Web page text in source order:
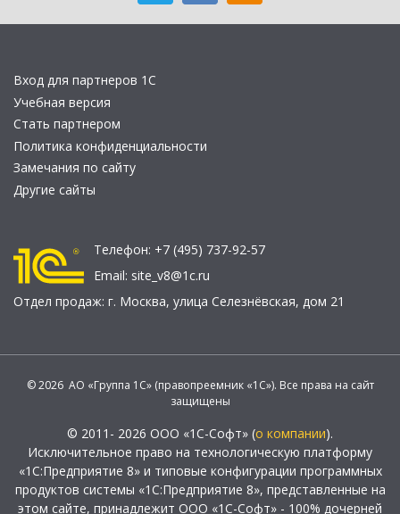
Вход для партнеров 1С
Учебная версия
Стать партнером
Политика конфиденциальности
Замечания по сайту
Другие сайты
Телефон: +7 (495) 737-92-57
Email: site_v8@1c.ru
Отдел продаж: г. Москва, улица Селезнёвская, дом 21
© 2026 АО «Группа 1С» (правопреемник «1С»). Все права на сайт
защищены
© 2011- 2026 ООО «1С-Софт» (о компании).
Исключительное право на технологическую платформу
«1С:Предприятие 8» и типовые конфигурации программных
продуктов системы «1С:Предприятие 8», представленные на
этом сайте, принадлежит ООО «1С-Софт» - 100% дочерней